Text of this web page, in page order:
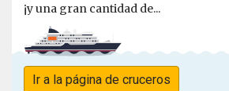
¡y una gran cantidad de...
Ir a la página de cruceros